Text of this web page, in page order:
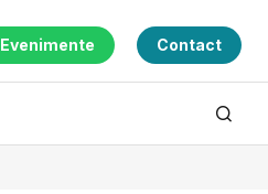
Evenimente Contact